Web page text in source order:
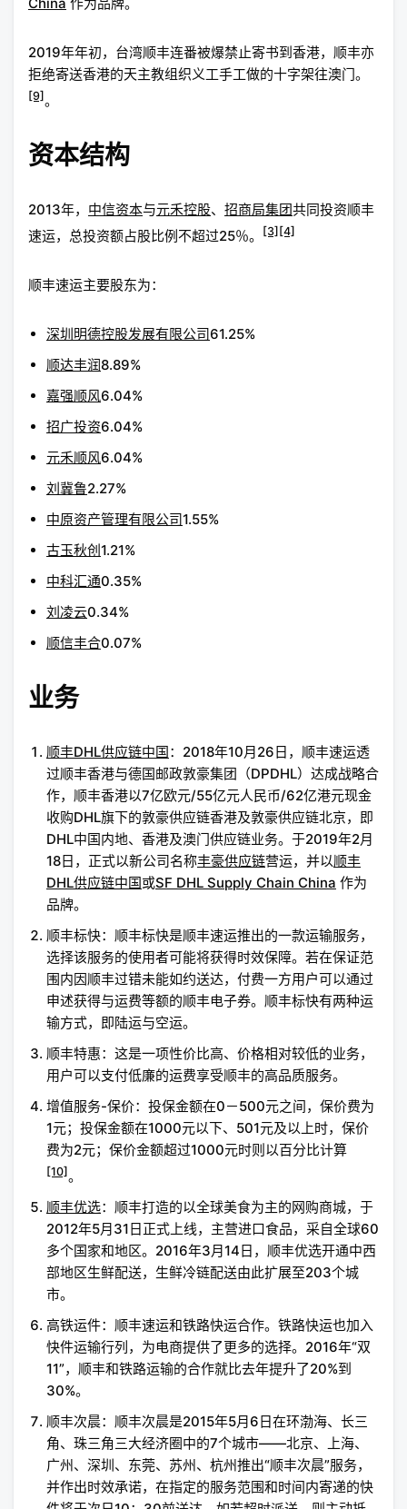
2019年年初，台湾顺丰连番被爆禁止寄书到香港，顺丰亦
拒绝寄送香港的天主教组织义工手工做的十字架往澳门。
[9] 。
资本结构
2013年， 中信资本与元禾控股、 招商局集团共同投资顺丰
速运，总投资额占股比例不超过25％。
[3] [4]
顺丰速运主要股东为：
深圳明德控股发展有限公司61.25%
顺达丰润8.89%
嘉强顺风6.04%
招广投资6.04%
元禾顺风6.04%
刘冀鲁2.27%
中原资产管理有限公司1.55%
古玉秋创1.21%
中科汇通0.35%
刘凌云0.34%
顺信丰合0.07%
业务
顺丰DHL供应链中国：2018年10月26日，顺丰速运透
过顺丰香港与德国邮政敦豪集团（DPDHL）达成战略合
作，顺丰香港以7亿欧元/55亿元人民币/62亿港元现金
收购DHL旗下的敦豪供应链香港及敦豪供应链北京，即
DHL中国内地、香港及澳门供应链业务。于2019年2月
18日，正式以新公司名称丰豪供应链营运，并以顺丰
DHL供应链中国或SF DHL Supply Chain China 作为
品牌。
顺丰标快：顺丰标快是顺丰速运推出的一款运输服务，
选择该服务的使用者可能将获得时效保障。若在保证范
围内因顺丰过错未能如约送达，付费一方用户可以通过
申述获得与运费等额的顺丰电子券。顺丰标快有两种运
输方式，即陆运与空运。
顺丰特惠：这是一项性价比高、价格相对较低的业务，
用户可以支付低廉的运费享受顺丰的高品质服务。
增值服务-保价：投保金额在0－500元之间，保价费为
1元；投保金额在1000元以下、501元及以上时，保价
费为2元；保价金额超过1000元时则以百分比计算
[10] 。
顺丰优选：顺丰打造的以全球美食为主的网购商城，于
2012年5月31日正式上线，主营进口食品，采自全球60
多个国家和地区。2016年3月14日，顺丰优选开通中西
部地区生鲜配送，生鲜冷链配送由此扩展至203个城
市。
高铁运件：顺丰速运和铁路快运合作。铁路快运也加入
快件运输行列，为电商提供了更多的选择。2016年“双
11”，顺丰和铁路运输的合作就比去年提升了20%到
30%。
顺丰次晨：顺丰次晨是2015年5月6日在环渤海、长三
角、珠三角三大经济圈中的7个城市——北京、上海、
广州、深圳、东莞、苏州、杭州推出“顺丰次晨”服务，
并作出时效承诺，在指定的服务范围和时间内寄递的快